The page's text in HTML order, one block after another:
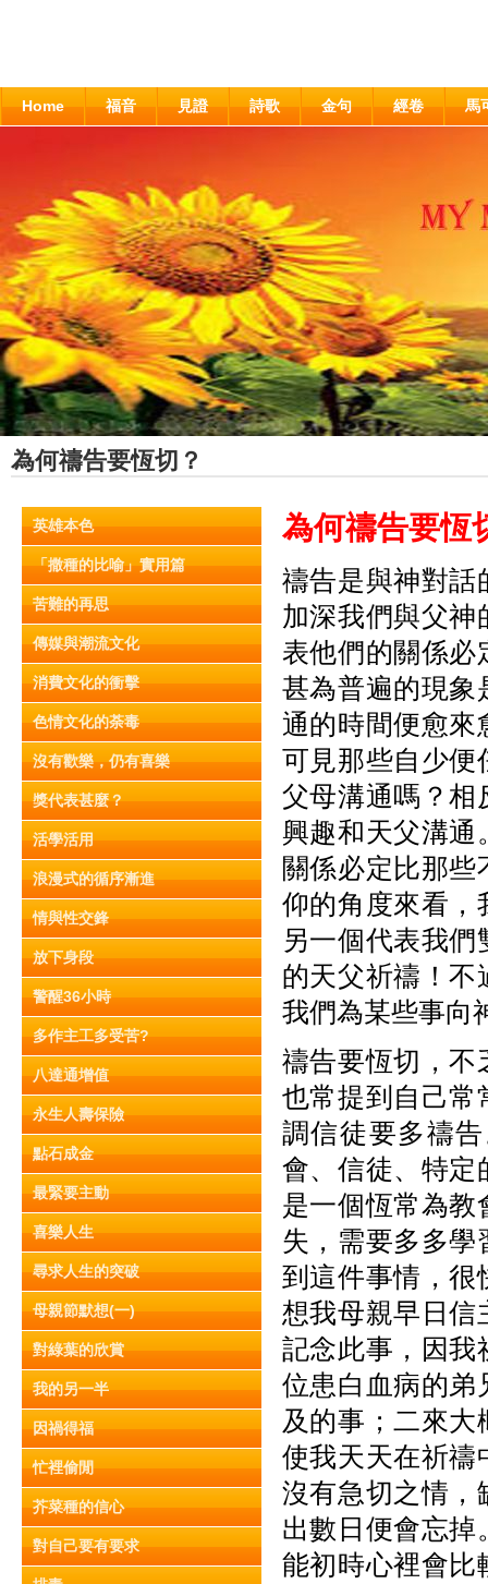
Home 福音 見證 詩歌 金句 經卷 馬
為何禱告要恆切？
英雄本色
「撒種的比喻」實用篇
苦難的再思
傳媒與潮流文化
消費文化的衝擊
色情文化的荼毒
沒有歡樂，仍有喜樂
獎代表甚麼？
活學活用
浪漫式的循序漸進
情與性交鋒
放下身段
警醒36小時
多作主工多受苦?
八達通增值
永生人壽保險
點石成金
最緊要主動
喜樂人生
尋求人生的突破
母親節默想(一)
對綠葉的欣賞
我的另一半
因禍得福
忙裡偷閒
芥菜種的信心
對自己要有要求
為何禱告要恆
禱告是與神對話
加深我們與父神
表他們的關係必
甚為普遍的現象
通的時間便愈來
可見那些自少便
父母溝通嗎？相
興趣和天父溝通
關係必定比那
仰的角度來看，
另一個代表我
的天父祈禱！不
我們為某些事向
禱告要恆切，不
也常提到自己常
調信徒要多禱
會、信徒、特定
是一個恆常為教
失，需要多多學
到這件事情，很
想我母親早日信
記念此事，因我
位患白血病的弟
及的事；二來
使我天天在祈禱
沒有急切之情，
出數日便會忘掉
能初時心裡會比